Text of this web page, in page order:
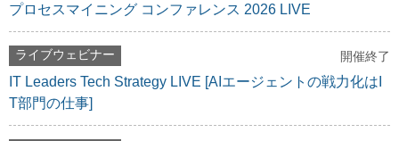
プロセスマイニング コンファレンス 2026 LIVE
ライブウェビナー 開催終了
IT Leaders Tech Strategy LIVE [AIエージェントの戦力化はI
T部門の仕事]